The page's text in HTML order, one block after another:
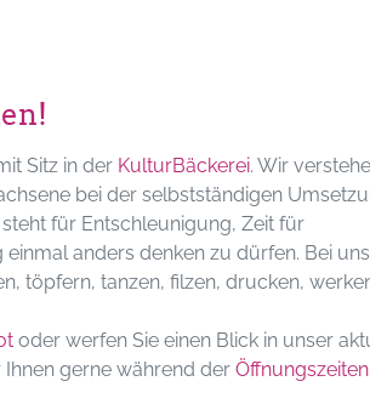
Sitz in der KulturBäckerei. Wir
bei der selbstständigen
für Entschleunigung, Zeit für
anders denken zu dürfen. Bei
töpfern, tanzen, filzen, drucken,
oder werfen Sie einen Blick in unser
gerne während der